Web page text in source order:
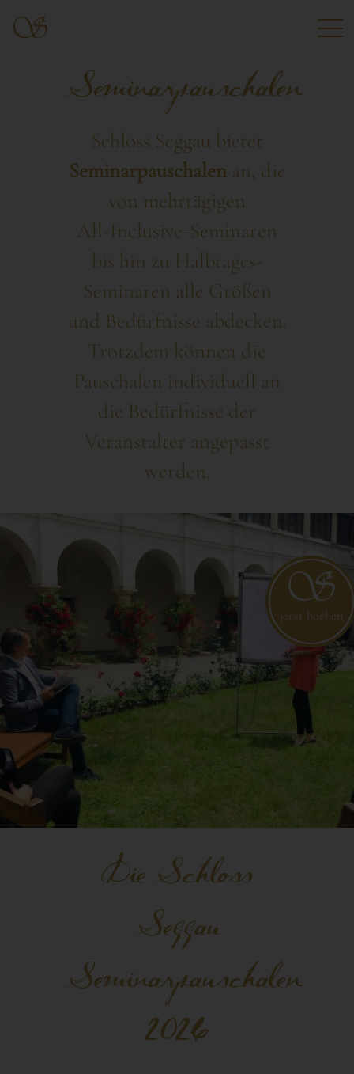
Seminarpauschalen
Schloss Seggau bietet
Seminarpauschalenan, die
von mehrtägigen
All-Inclusive-Seminaren
bis hin zu Halbtages-
Seminaren alle Größen
und Bedürfnisse abdecken.
Trotzdem können die
Pauschalen individuell an
die Bedürfnisse der
Veranstalter angepasst
werden.
jetzt buchen
Die Schloss
Seggau
Seminarpauschalen
2026